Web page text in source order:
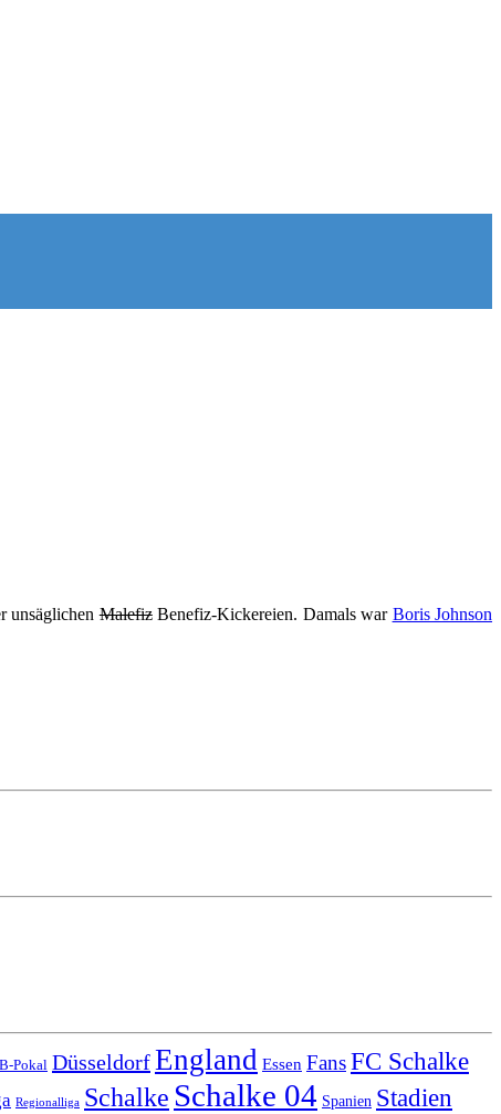
unsäglichenMalefizBenefiz-Kickereien. Damals war Boris Johnson
Pokal DüsseldorfEngland Essen FansFC Schalke
Regionalliga Schalke Schalke 04 Spanien Stadien